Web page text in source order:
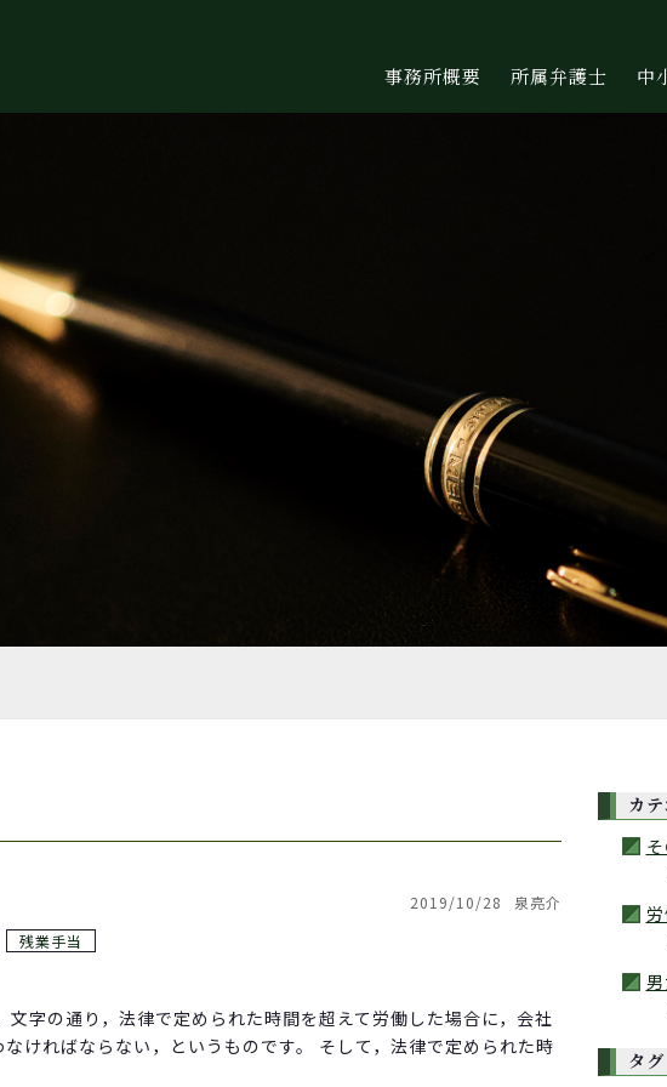
事務所概要 所属弁護士 中
2019/10/28
泉亮介
残業手当
字の通り，法律で定められた時間を超えて労働した場合に，会社
ければならない，というものです。 そして，法律で定められた時
カ
タグ